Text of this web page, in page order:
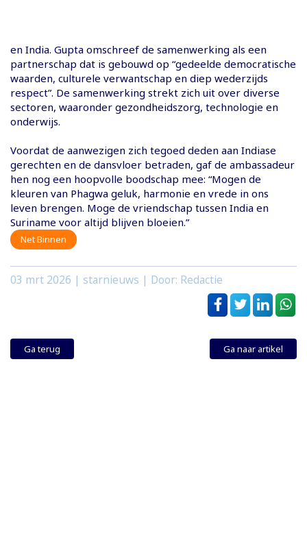
en India. Gupta omschreef de samenwerking als een
partnerschap dat is gebouwd op “gedeelde democratische
waarden, culturele verwantschap en diep wederzijds
respect”. De samenwerking strekt zich uit over diverse
sectoren, waaronder gezondheidszorg, technologie en
onderwijs.
Voordat de aanwezigen zich tegoed deden aan Indiase
gerechten en de dansvloer betraden, gaf de ambassadeur
hen nog een hoopvolle boodschap mee: “Mogen de
kleuren van Phagwa geluk, harmonie en vrede in ons
leven brengen. Moge de vriendschap tussen India en
Suriname voor altijd blijven bloeien.”
Net Binnen
03 mrt 2026 | starnieuws | Door: Redactie
Ga terug Ga naar artikel